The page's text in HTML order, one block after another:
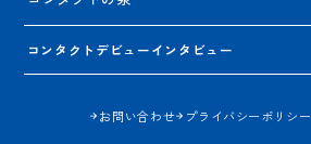
コンタクトデビューインタビュー
お問い合わせ プライバシーポリシー